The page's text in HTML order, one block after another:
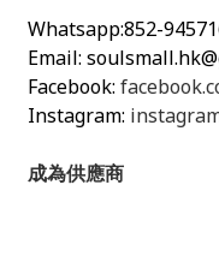
Whatsapp:852-
Email:
Facebook:
Instagram:
成為供應商